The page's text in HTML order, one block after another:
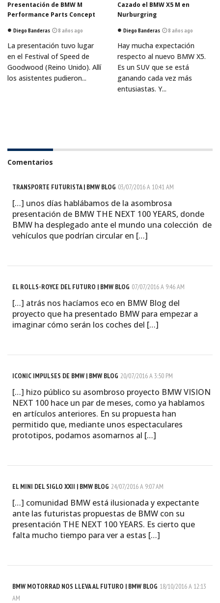
Presentación de BMW M
Performance Parts Concept
Diego Banderas 8 años ago
La presentación tuvo lugar
en el Festival of Speed de
Goodwood (Reino Unido). Allí
los asistentes pudieron...
Cazado el BMW X5 M en
Nurburgring
Diego Banderas 8 años ago
Hay mucha expectación
respecto al nuevo BMW X5.
Es un SUV que se está
ganando cada vez más
entusiastas. Y...
Comentarios
TRANSPORTE FUTURISTA | BMW BLOG 03/07/2016 A 10:41 AM
[…] unos días hablábamos de la asombrosa
presentación de BMW THE NEXT 100 YEARS, donde
BMW ha desplegado ante el mundo una colección de
vehículos que podrían circular en […]
EL ROLLS-ROYCE DEL FUTURO | BMW BLOG 07/07/2016 A 9:46 AM
[…] atrás nos hacíamos eco en BMW Blog del
proyecto que ha presentado BMW para empezar a
imaginar cómo serán los coches del […]
ICONIC IMPULSES DE BMW | BMW BLOG 20/07/2016 A 3:50 PM
[…] hizo público su asombroso proyecto BMW VISION
NEXT 100 hace un par de meses, como ya hablamos
en artículos anteriores. En su propuesta han
permitido que, mediante unos espectaculares
prototipos, podamos asomarnos al […]
EL MINI DEL SIGLO XXII | BMW BLOG 24/07/2016 A 9:07 AM
[…] comunidad BMW está ilusionada y expectante
ante las futuristas propuestas de BMW con su
presentación THE NEXT 100 YEARS. Es cierto que
falta mucho tiempo para ver a estas […]
BMW MOTORRAD NOS LLEVA AL FUTURO | BMW BLOG 18/10/2016 A 12:13
AM